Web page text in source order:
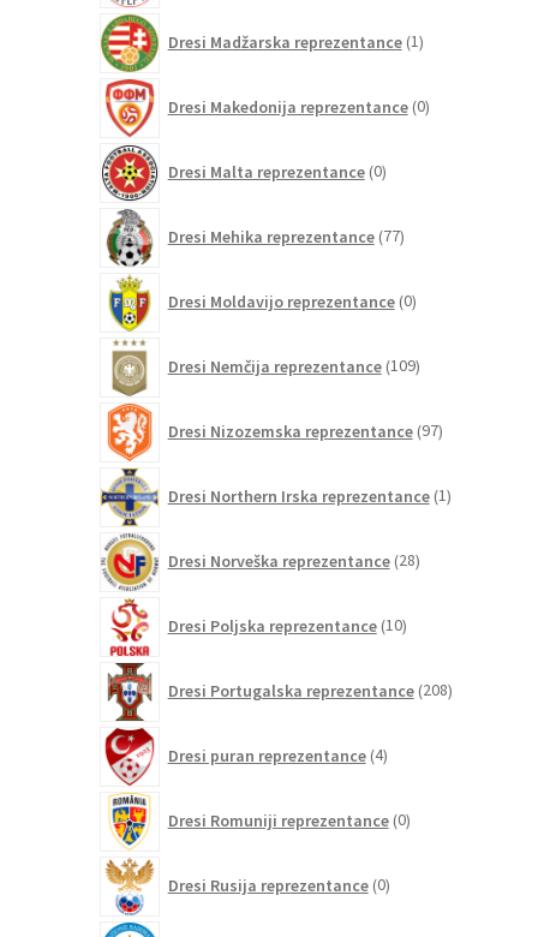
Dresi Madžarska reprezentance 1izdelek
Dresi Makedonija reprezentance 0izdelkov
Dresi Malta reprezentance 0izdelkov
Dresi Mehika reprezentance 77izdelkov
Dresi Moldavijo reprezentance 0izdelkov
Dresi Nemčija reprezentance 109izdelkov
Dresi Nizozemska reprezentance 97izdelkov
Dresi Northern Irska reprezentance 1izdelek
Dresi Norveška reprezentance 28izdelkov
Dresi Poljska reprezentance 10izdelkov
Dresi Portugalska reprezentance 208izdelkov
Dresi puran reprezentance 4izdelki
Dresi Romuniji reprezentance 0izdelkov
Dresi Rusija reprezentance 0izdelkov